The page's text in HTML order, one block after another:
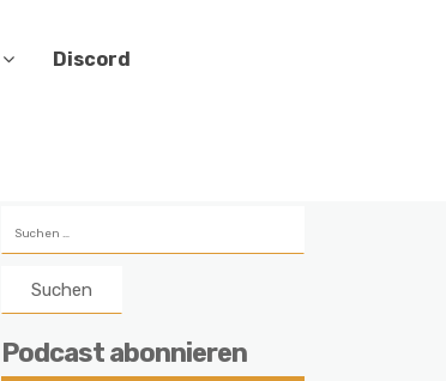
Discord
nach:
Podcast abonnieren